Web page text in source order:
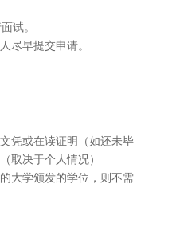
试。
尽早提交申请。
凭或在读证明（如还未毕
取决于个人情况）
大学颁发的学位，则不需